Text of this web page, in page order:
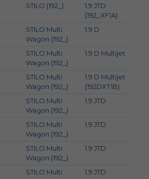
STILO (192_)
1.9 JTD
(192_XF1A)
STILO Multi
Wagon (192_)
1.9 D
STILO Multi
Wagon (192_)
1.9 D Multijet
STILO Multi
Wagon (192_)
1.9 D Multijet
(192DXT1B)
STILO Multi
Wagon (192_)
1.9 JTD
STILO Multi
Wagon (192_)
1.9 JTD
STILO Multi
Wagon (192_)
1.9 JTD
STILO Multi
1.9 JTD